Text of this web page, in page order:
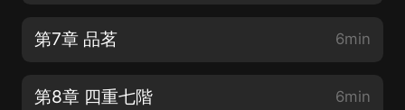
第7章 品茗 6min
第8章 四重七階 6min